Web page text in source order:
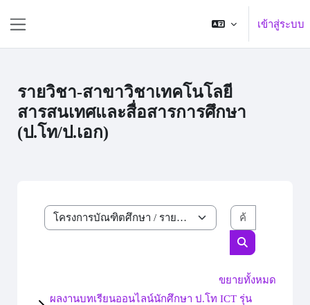
เข้าสู่ระบบ
รายวิชา-สาขาวิชาเทคโนโลยี
สารสนเทศและสื่อสารการศึกษา
(ป.โท/ป.เอก)
ประเภทของรายวิชา
ค้นหารายวิชา
ขยายทั้งหมด
ผลงานบทเรียนออนไลน์นักศึกษา ป.โท ICT รุ่น